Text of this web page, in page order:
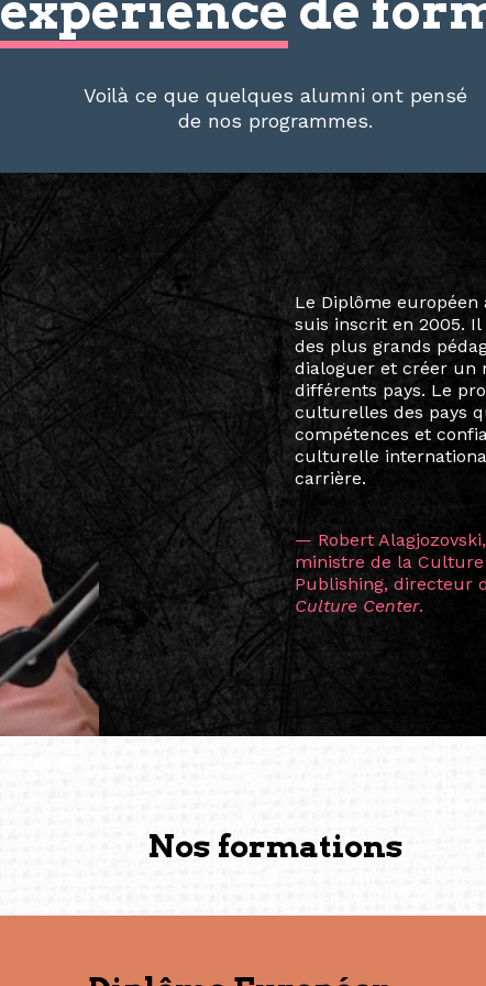
Voilà ce que quelques alumni ont pensé
de nos programmes.
Le destin a voulu que
arts soient
Marcel Hicter, j’ai
vibrant, qui s’est
quelques mois,
allant de Baguio City
Manille, Tokyo et
consistant à
continents.
L’une des
consœur Hicterienne
la vision ont
Singapour à Berlin
les amitiés forgées
solidité et
vers de nouvelles
— Vanini Belarmino
(Photography: Geric